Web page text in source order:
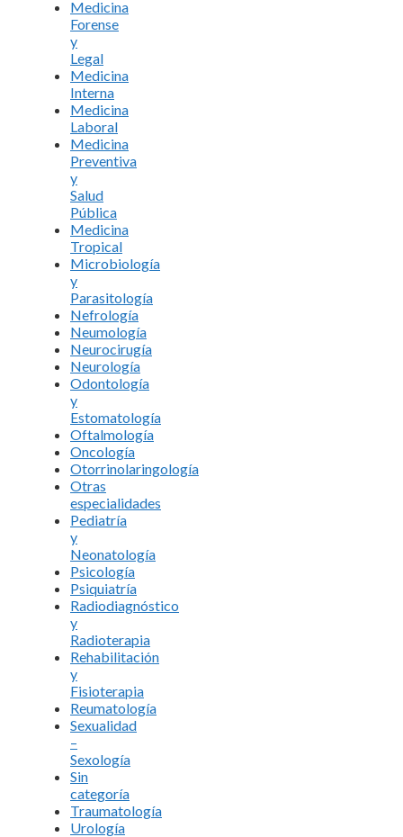
Medicina
Forense
y
Legal
Medicina
Interna
Medicina
Laboral
Medicina
Preventiva
y
Salud
Pública
Medicina
Tropical
Microbiología
y
Parasitología
Nefrología
Neumología
Neurocirugía
Neurología
Odontología
y
Estomatología
Oftalmología
Oncología
Otorrinolaringología
Otras
especialidades
Pediatría
y
Neonatología
Psicología
Psiquiatría
Radiodiagnóstico
y
Radioterapia
Rehabilitación
y
Fisioterapia
Reumatología
Sexualidad
–
Sexología
Sin
categoría
Traumatología
Urología